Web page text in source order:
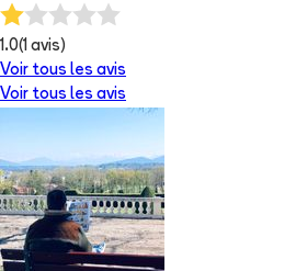
1.0(1 avis)
Voir tous les avis
Voir tous les avis